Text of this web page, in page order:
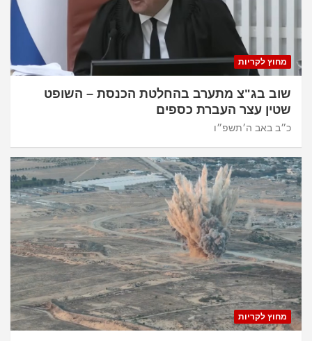
מחוץ לקריות
שוב בג"צ מתערב בהחלטת הכנסת – השופט
שטין עצר העברת כספים
כ״ב באב ה׳תשפ״ו
מחוץ לקריות